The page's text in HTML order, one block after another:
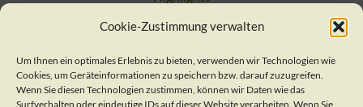
Cookie-Zustimmung verwalten
Um Ihnen ein optimales Erlebnis zu bieten, verwenden wir Technologien wie
Cookies, um Geräteinformationen zu speichern bzw. darauf zuzugreifen.
Wenn Sie diesen Technologien zustimmen, können wir Daten wie das
Surfverhalten oder eindeutige IDs auf dieser Website verarbeiten. Wenn Sie
Suchen
Kontakt